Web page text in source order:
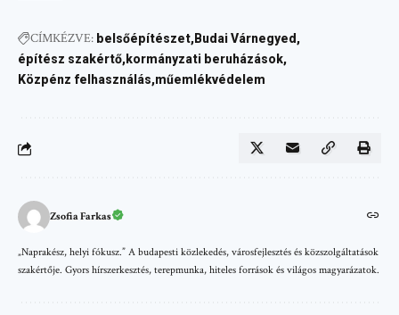
CÍMKÉZVE: belsőépítészet Budai Várnegyed
építész szakértő kormányzati beruházások
Közpénz felhasználás műemlékvédelem
Zsofia Farkas
„Naprakész, helyi fókusz.” A budapesti közlekedés, városfejlesztés és közszolgáltatások
szakértője. Gyors hírszerkesztés, terepmunka, hiteles források és világos magyarázatok.